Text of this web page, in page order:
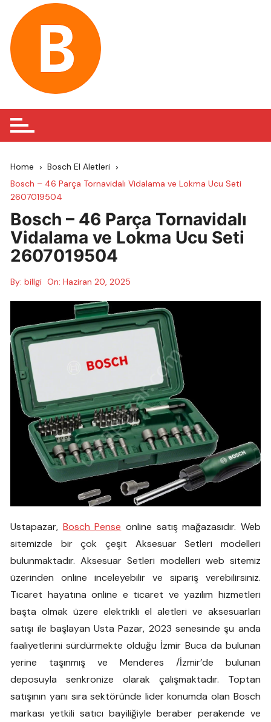
content
Home
Bosch El Aletleri
Bosch – 46 Parça Tornavidalı Vidalama ve Lokma Ucu Seti
2607019504
Bosch – 46 Parça Tornavidalı
Vidalama ve Lokma Ucu Seti
2607019504
By: billgi On:Haziran 20, 2025
Ustapazar, Bosch Pense online satış mağazasıdır. Web
sitemizde bir çok çeşit Aksesuar Setleri modelleri
bulunmaktadır. Aksesuar Setleri modelleri web sitemiz
üzerinden online inceleyebilir ve sipariş verebilirsiniz.
Ticaret hayatına online e ticaret ve yazılım hizmetleri
başta olmak üzere elektrikli el aletleri ve aksesuarları
satışı ile başlayan Usta Pazar, 2023 senesinde şu anda
faaliyetlerini sürdürmekte olduğu İzmir Buca da bulunan
yerine taşınmış ve Menderes /İzmir’de bulunan
deposuyla senkronize olarak çalışmaktadır. Toptan
satışının yanı sıra sektöründe lider konumda olan Bosch
markası yetkili satıcı bayiliğiyle beraber perakende ve